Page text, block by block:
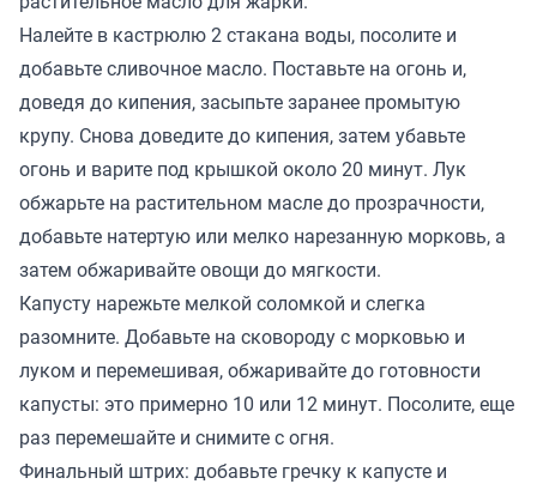
Налейте в кастрюлю 2 стакана воды, посолите и
добавьте сливочное масло. Поставьте на огонь и,
доведя до кипения, засыпьте заранее промытую
крупу. Снова доведите до кипения, затем убавьте
огонь и варите под крышкой около 20 минут. Лук
обжарьте на растительном масле до прозрачности,
добавьте натертую или мелко нарезанную морковь, а
затем обжаривайте овощи до мягкости.
Капусту нарежьте мелкой соломкой и слегка
разомните. Добавьте на сковороду с морковью и
луком и перемешивая, обжаривайте до готовности
капусты: это примерно 10 или 12 минут. Посолите, еще
раз перемешайте и снимите с огня.
Финальный штрих: добавьте гречку к капусте и